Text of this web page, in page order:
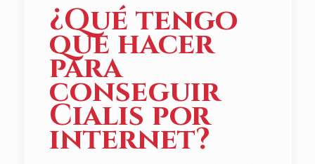
¿Qué tengo
que hacer
para
conseguir
Cialis por
internet?